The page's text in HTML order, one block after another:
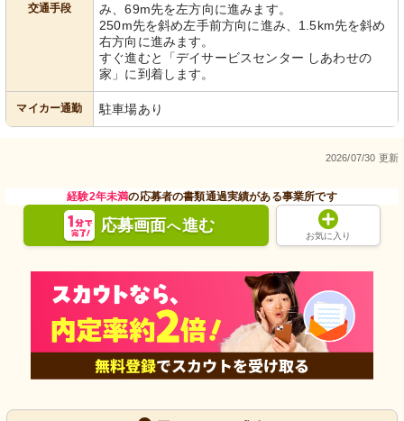
交通手段
み、69m先を左方向に進みます。
250m先を斜め左手前方向に進み、1.5km先を斜め
右方向に進みます。
すぐ進むと「デイサービスセンター しあわせの
家」に到着します。
マイカー通勤 駐車場あり
2026/07/30 更新
経験2年未満の応募者の書類通過実績がある事業所です
応募画面へ進む
お気に入り